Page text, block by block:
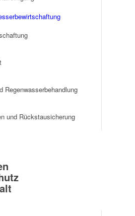
Regenwasserbehandlung
und Rückstausicherung